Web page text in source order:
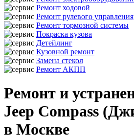
Ремонт ходовой
Ремонт рулевого управления
Ремонт тормозной системы
Покраска кузова
Детейлинг
Кузовной ремонт
Замена стекол
Ремонт АКПП
Ремонт и
Jeep Compass
в Москве